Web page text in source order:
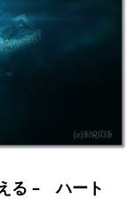
る – ハート